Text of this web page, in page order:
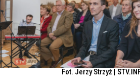
Fot. Jerzy Strzyż |